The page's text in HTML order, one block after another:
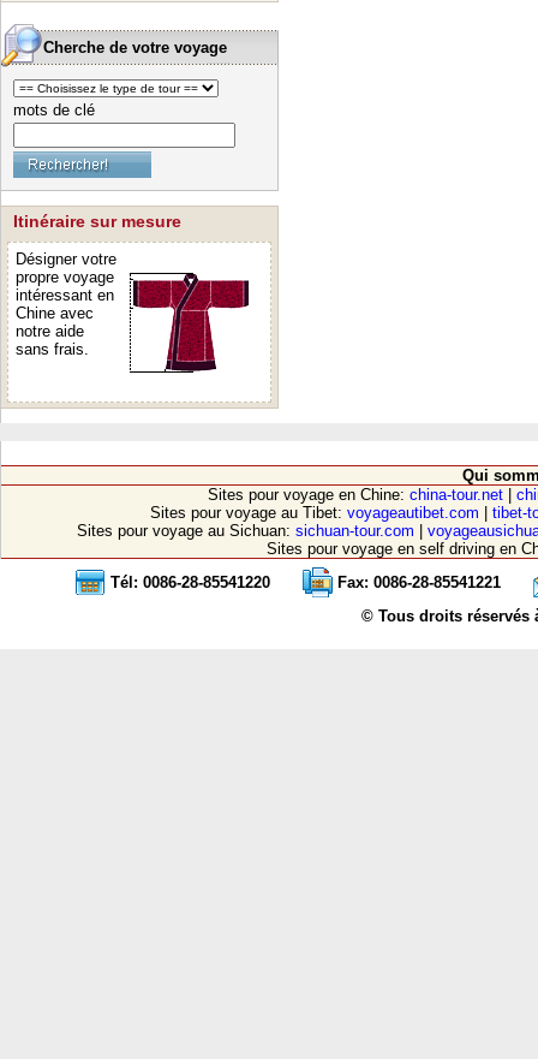
Cherche de votre voyage
mots de clé
Itinéraire sur mesure
Désigner votre
propre voyage
intéressant en
Chine avec
notre aide
sans frais.
Qui
Sites pour voyage en Chine: china-tour.net
Sites pour voyage au Tibet: voyageautibet.com
tibet-
Sites pour voyage au Sichuan: sichuan-tour.com
Sites pour voyage en self driving en
Tél: 0086-28-85541220
Fax: 0086-28-85541221
© Tous droits réservés